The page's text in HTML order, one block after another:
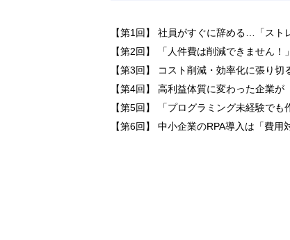
【第1回】 社員がすぐに辞める…「スト
【第2回】 「人件費は削減できません
【第3回】 コスト削減・効率化に張り切
【第4回】 高利益体質に変わった企業が
【第5回】 「プログラミング未経験で
【第6回】 中小企業のRPA導入は「費